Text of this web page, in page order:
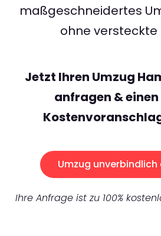
maßgeschneidertes
ohne versteckte
Jetzt Ihren Umzug
anfragen &
Umzug
Ihre Anfrage ist zu 100%